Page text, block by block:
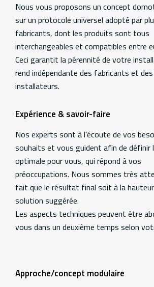
information
Nous vous proposons un concept
sur un protocole universel adopté par
fabricants, dont les produits sont tous
interchangeables et compatibles entre
Ceci garantit la pérennité de votre
rend indépendante des fabricants et des
installateurs.
Expérience & savoir-faire
Nos experts sont à l’écoute de vos
souhaits et vous guident afin de définir
optimale pour vous, qui répond à vos
préoccupations. Nous sommes très
fait que le résultat final soit à la
solution suggérée.
Les aspects techniques peuvent être
vous dans un deuxième temps selon
Approche/concept modulaire